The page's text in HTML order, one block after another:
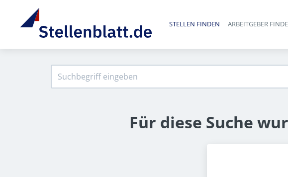
STELLEN FINDEN ARBEITGEBER
Für diese Suche